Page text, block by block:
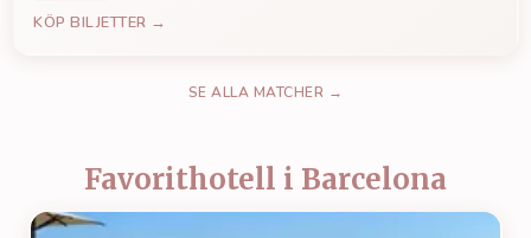
KÖP BILJETTER →
SE ALLA MATCHER →
Favorithotell i Barcelona